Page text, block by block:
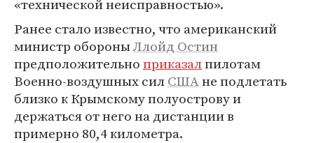
«технической неисправностью».
Ранее стало известно, что американский
министр обороныЛлойд Остин
предположительноприказалпилотам
Военно-воздушных силСШАне подлетать
близко к Крымскому полуострову и
держаться от него на дистанции в
примерно 80,4 километра.